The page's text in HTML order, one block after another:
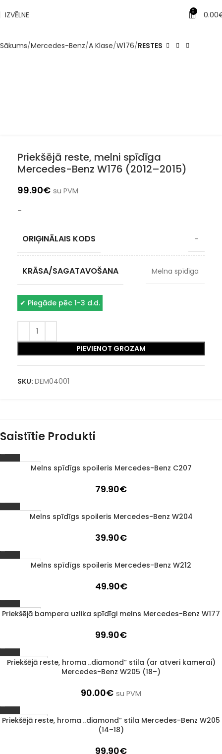
IZVĒLNE 0 0.00
Sākums Mercedes-Benz A Klase W176 RESTES
Priekšējā reste, melni spīdīga
Mercedes-Benz W176 (2012–2015)
99.90€ su PVM
–
ORIĢINĀLAIS KODS –
KRĀSA/SAGATAVOŠANA Melna spīdīga
✔ Piegāde pēc 1-3 d.d.
PIEVIENOT GROZAM
SKU: DEM04001
Saistītie Produkti
IzpārdotsMelns spīdīgs spoileris Mercedes-Benz C207
79.90€
IzpārdotsMelns spīdīgs spoileris Mercedes-Benz W204
39.90€
IzpārdotsMelns spīdīgs spoileris Mercedes-Benz W212
49.90€
Izpārdots
Priekšējā bampera uzlika spīdīgi melns Mercedes-Benz W177
99.90€
1–3 d. d.
Priekšējā reste, hroma „diamond“ stila (ar atveri kamerai)
Mercedes-Benz W205 (18–)
90.00€ su PVM
1–3 d. d.
Priekšējā reste, hroma „diamond“ stila Mercedes-Benz W205
(14–18)
99.90€